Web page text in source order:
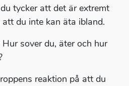
tycker att det är extremt
du inte kan äta ibland.
sover du, äter och hur
reaktion på att du